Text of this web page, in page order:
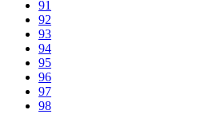
91
92
93
94
95
96
97
98